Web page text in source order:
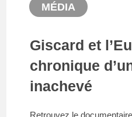
MÉDIA
Giscard et
chronique
inachevé
Retrouvez le